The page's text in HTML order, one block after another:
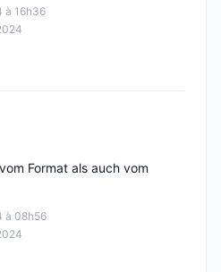
à 16h36
à 08h56
Format als auch vom